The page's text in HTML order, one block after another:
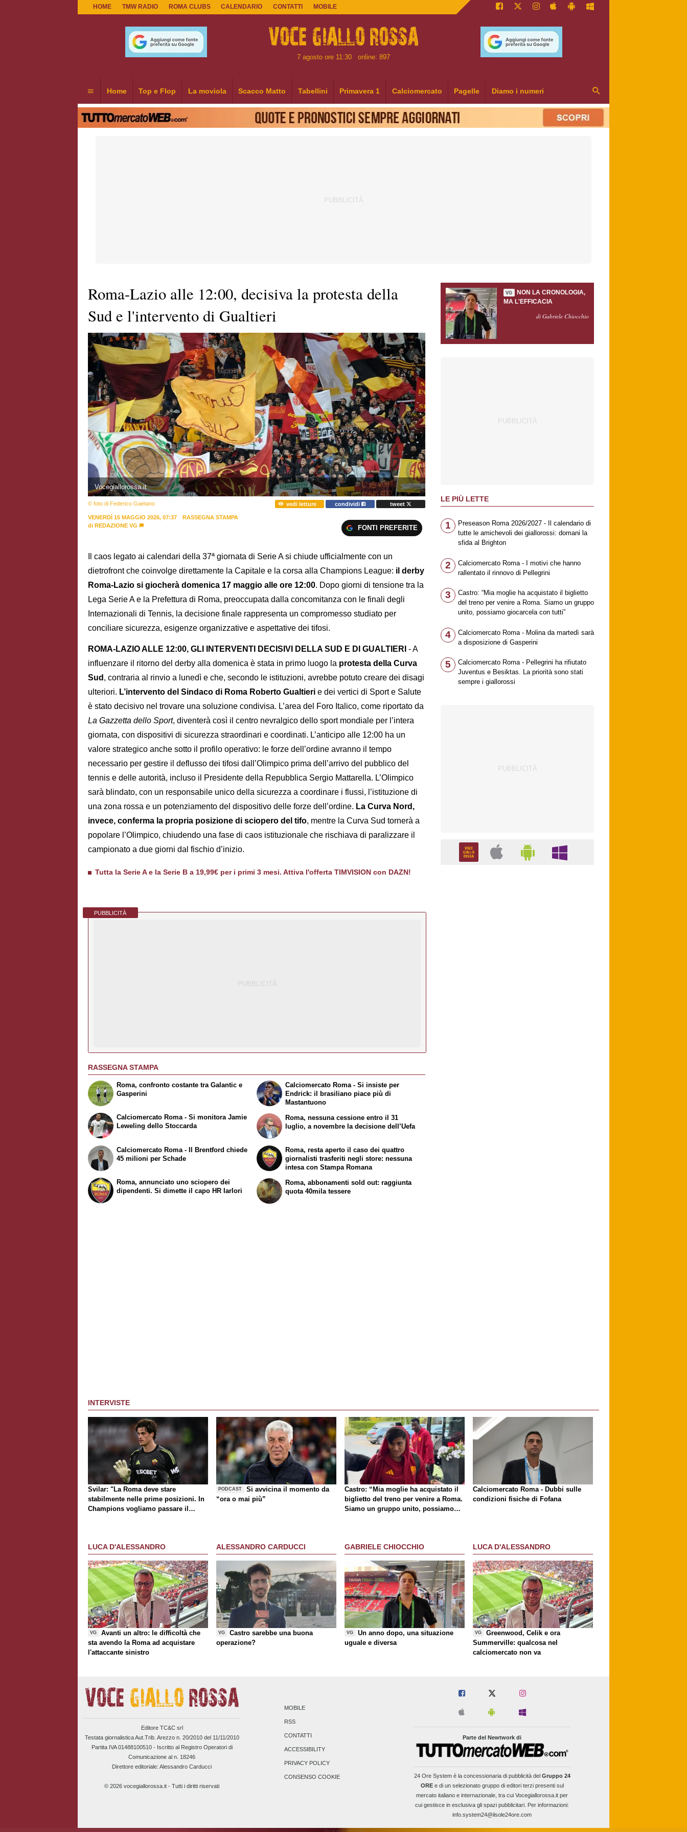
HOME TMW RADIO ROMA CLUBS CALENDARIO CONTATTI MOBILE
7 agosto ore 11:30 online: 897
Home Top e Flop La moviola Scacco Matto Tabellini Primavera 1 Calciomercato Pagelle Diamo i numeri
Roma-Lazio alle 12:00, decisiva la protesta della
Sud e l'intervento di Gualtieri
Vocegiallorossa.it
© foto di Federico Gaetano vedi letture condividi tweet
VENERDÌ 15 MAGGIO 2026, 07:37
RASSEGNA STAMPA
di REDAZIONE VG FONTI PREFERITE
Il caos legato ai calendari della 37ª giornata di Serie A si chiude ufficialmente con un
dietrofront che coinvolge direttamente la Capitale e la corsa alla Champions League: il derby
Roma-Lazio si giocherà domenica 17 maggio alle ore 12:00. Dopo giorni di tensione tra la
Lega Serie A e la Prefettura di Roma, preoccupata dalla concomitanza con le finali degli
Internazionali di Tennis, la decisione finale rappresenta un compromesso studiato per
conciliare sicurezza, esigenze organizzative e aspettative dei tifosi.
ROMA-LAZIO ALLE 12:00, GLI INTERVENTI DECISIVI DELLA SUD E DI GUALTIERI - A
influenzare il ritorno del derby alla domenica è stata in primo luogo la protesta della Curva
Sud , contraria al rinvio a lunedì e che, secondo le istituzioni, avrebbe potuto creare dei disagi
ulteriori. L’intervento del Sindaco di Roma Roberto Gualtieri e dei vertici di Sport e Salute
è stato decisivo nel trovare una soluzione condivisa. L’area del Foro Italico, come riportato da
La Gazzetta dello Sport, diventerà così il centro nevralgico dello sport mondiale per l’intera
giornata, con dispositivi di sicurezza straordinari e coordinati. L’anticipo alle 12:00 ha un
valore strategico anche sotto il profilo operativo: le forze dell’ordine avranno il tempo
necessario per gestire il deflusso dei tifosi dall’Olimpico prima dell’arrivo del pubblico del
tennis e delle autorità, incluso il Presidente della Repubblica Sergio Mattarella. L’Olimpico
sarà blindato, con un responsabile unico della sicurezza a coordinare i flussi, l’istituzione di
una zona rossa e un potenziamento del dispositivo delle forze dell’ordine. La Curva Nord,
invece, conferma la propria posizione di sciopero del tifo, mentre la Curva Sud tornerà a
popolare l’Olimpico, chiudendo una fase di caos istituzionale che rischiava di paralizzare il
campionato a due giorni dal fischio d’inizio.
Tutta la Serie A e la Serie B a 19,99€ per i primi 3 mesi. Attiva l'offerta TIMVISION con DAZN!
PUBBLICITÀ
RASSEGNA STAMPA
Roma, confronto costante tra Galantic e
Gasperini
Calciomercato Roma - Si monitora Jamie
Leweling dello Stoccarda
Calciomercato Roma - Si insiste per
Endrick: il brasiliano piace più di
Mastantuono
Roma, nessuna cessione entro il 31
luglio, a novembre la decisione dell’Uefa
Calciomercato Roma - Il Brentford chiede
45 milioni per Schade
Roma, annunciato uno sciopero dei
dipendenti. Si dimette il capo HR Iarlori
Roma, resta aperto il caso dei quattro
giornalisti trasferiti negli store: nessuna
intesa con Stampa Romana
Roma, abbonamenti sold out: raggiunta
quota 40mila tessere
VG
NON LA CRONOLOGIA,
MA L'EFFICACIA
di Gabriele Chiocchio
LE PIÙ LETTE
1
Preseason Roma 2026/2027 - Il calendario di
tutte le amichevoli dei giallorossi: domani la
sfida al Brighton
2
Calciomercato Roma - I motivi che hanno
rallentato il rinnovo di Pellegrini
3
Castro: “Mia moglie ha acquistato il biglietto
del treno per venire a Roma. Siamo un gruppo
unito, possiamo giocarcela con tutti”
4
Calciomercato Roma - Molina da martedì sarà
a disposizione di Gasperini
5
Calciomercato Roma - Pellegrini ha rifiutato
Juventus e Besiktas. La priorità sono stati
sempre i giallorossi
INTERVISTE
Svilar: "La Roma deve stare
stabilmente nelle prime posizioni. In
Champions vogliamo passare il
PODCAST
Si avvicina il momento da
“ora o mai più”
Castro: “Mia moglie ha acquistato il
biglietto del treno per venire a Roma.
Siamo un gruppo unito, possiamo
Calciomercato Roma - Dubbi sulle
condizioni fisiche di Fofana
LUCA D'ALESSANDRO
VG
Avanti un altro: le difficoltà che
sta avendo la Roma ad acquistare
l'attaccante sinistro
ALESSANDRO CARDUCCI
VG
Castro sarebbe una buona
operazione?
GABRIELE CHIOCCHIO
VG
Un anno dopo, una situazione
uguale e diversa
LUCA D'ALESSANDRO
VG
Greenwood, Celik e ora
Summerville: qualcosa nel
calciomercato non va
Editore TC&C srl
Testata giornalistica Aut.Trib. Arezzo n. 20/2010 del 11/11/2010
Partita IVA 01488100510 - Iscritto al Registro Operatori di
Comunicazione al n. 18246
Direttore editoriale: Alessandro Carducci
© 2026 vocegiallorossa.it - Tutti i diritti riservati
MOBILE
RSS
CONTATTI
ACCESSIBILITY
PRIVACY POLICY
CONSENSO COOKIE
Parte del Newtwork di
24 Ore Systemè la concessionaria di pubblicità del Gruppo 24
OREe di un selezionato gruppo di editori terzi presenti sul
mercato italiano e internazionale, tra cui Vocegiallorossa.it per
cui gestisce in esclusiva gli spazi pubblicitari. Per informazioni:
info.system24@ilsole24ore.com